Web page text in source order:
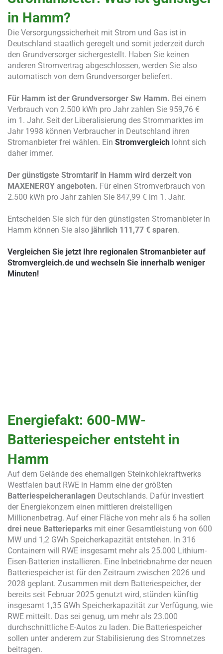
in Hamm?
Die Versorgungssicherheit mit Strom und Gas ist in
Deutschland staatlich geregelt und somit jederzeit durch
den Grundversorger sichergestellt. Haben Sie keinen
anderen Stromvertrag abgeschlossen, werden Sie also
automatisch von dem Grundversorger beliefert.
Für Hamm ist der Grundversorger Sw Hamm. Bei einem
Verbrauch von 2.500 kWh pro Jahr zahlen Sie 959,76 €
im 1. Jahr. Seit der Liberalisierung des Strommarktes im
Jahr 1998 können Verbraucher in Deutschland ihren
Stromanbieter frei wählen. Ein Stromvergleich lohnt sich
daher immer.
Der günstigste Stromtarif in Hamm wird derzeit von
MAXENERGY angeboten. Für einen Stromverbrauch von
2.500 kWh pro Jahr zahlen Sie 847,99 € im 1. Jahr.
Entscheiden Sie sich für den günstigsten Stromanbieter in
Hamm können Sie also jährlich 111,77 € sparen.
Vergleichen Sie jetzt Ihre regionalen Stromanbieter auf
Stromvergleich.de und wechseln Sie innerhalb weniger
Minuten!
Energiefakt: 600-MW-
Batteriespeicher entsteht in
Hamm
Auf dem Gelände des ehemaligen Steinkohlekraftwerks
Westfalen baut RWE in Hamm eine der größten
Batteriespeicheranlagen Deutschlands. Dafür investiert
der Energiekonzern einen mittleren dreistelligen
Millionenbetrag. Auf einer Fläche von mehr als 6 ha sollen
drei neue Batterieparks mit einer Gesamtleistung von 600
MW und 1,2 GWh Speicherkapazität entstehen. In 316
Containern will RWE insgesamt mehr als 25.000 Lithium-
Eisen-Batterien installieren. Eine Inbetriebnahme der neuen
Batteriespeicher ist für den Zeitraum zwischen 2026 und
2028 geplant. Zusammen mit dem Batteriespeicher, der
bereits seit Februar 2025 genutzt wird, stünden künftig
insgesamt 1,35 GWh Speicherkapazität zur Verfügung, wie
RWE mitteilt. Das sei genug, um mehr als 23.000
durchschnittliche E-Autos zu laden. Die Batteriespeicher
sollen unter anderem zur Stabilisierung des Stromnetzes
beitragen.